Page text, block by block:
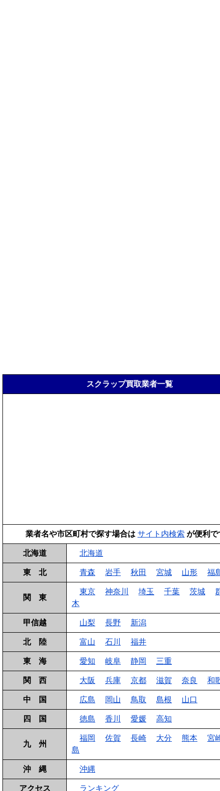
スクラップ買取業者一覧
業者名や市区町村で探す場合は サイト内検索 が便利で
北海道 北海道
東 北 青森 岩手 秋田 宮城 山形 福
関 東
東京 神奈川 埼玉 千葉 茨城
木
甲信越 山梨 長野 新潟
北 陸 富山 石川 福井
東 海 愛知 岐阜 静岡 三重
関 西 大阪 兵庫 京都 滋賀 奈良 和
中 国 広島 岡山 鳥取 島根 山口
四 国 徳島 香川 愛媛 高知
九 州
福岡 佐賀 長崎 大分 熊本
宮
島
沖 縄 沖縄
アクセス ランキング